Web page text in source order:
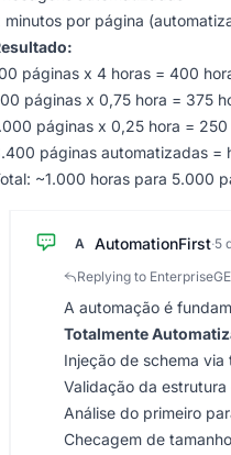
minutos por página
páginas x 4 horas = 400
páginas x 0,75 hora = 375
páginas x 0,25 hora =
páginas automatizadas =
~1.000 horas para 5.000
A AutomationFirst·5
Replying to
A automação é
Totalmente
Injeção de schema
Validação da
Análise do primeiro
Checagem de